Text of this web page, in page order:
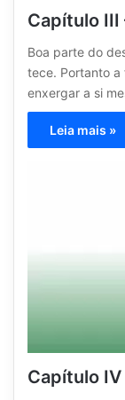
Capítulo III
Boa parte do
tece. Portanto a
enxergar a si
Leia mais »
Capítulo